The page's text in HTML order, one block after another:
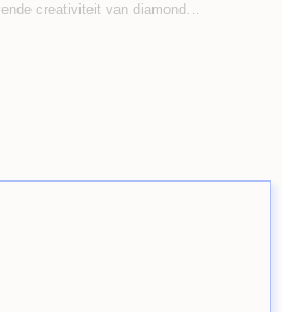
creativiteit van diamond…